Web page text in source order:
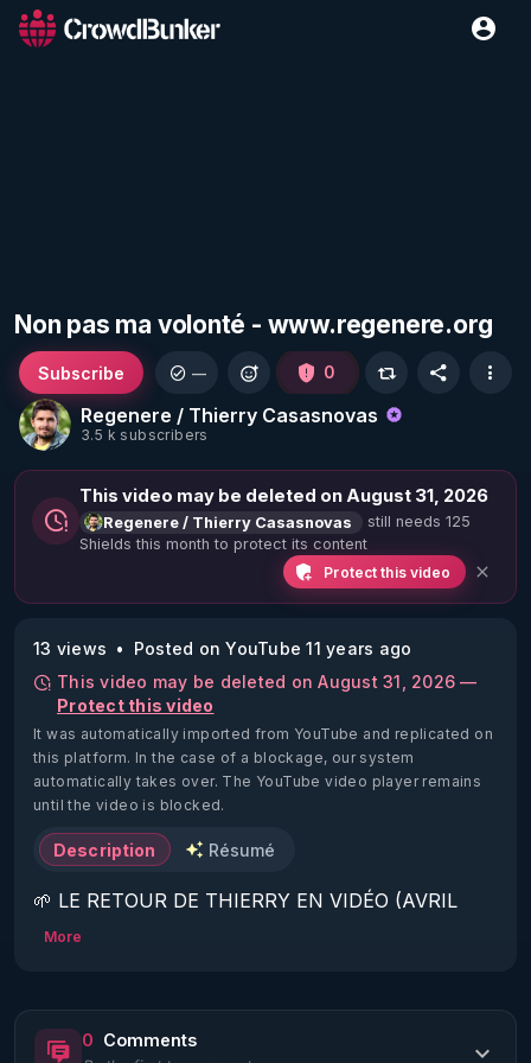
Non pas ma volonté - www.regenere.org
Regenere / Thierry Casasnovas
3.5 k subscribers
Subscribe — 0
This video may be deleted on August 31, 2026
Regenere / Thierry Casasnovas
still needs 125
Shields this month to protect its content
Protect this video
13 views
Posted on YouTube 11 years ago
This video may be deleted on August 31, 2026 —
Protect this video
It was automatically imported from YouTube and replicated on
this platform. In the case of a blockage, our system
automatically takes over. The YouTube video player remains
until the video is blocked.
Description Résumé
🌱 LE RETOUR DE THIERRY EN VIDÉO (AVRIL
2022)!
https://www.rgnr.fr/presentation.html
More
0 Comments